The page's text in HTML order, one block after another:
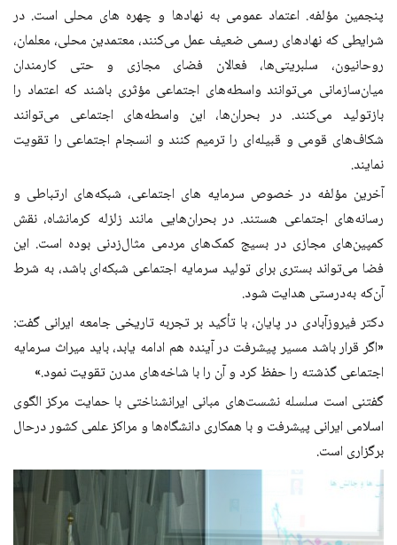
پنجمین مؤلفه. اعتماد عمومی به نهادها و چهره های محلی است. در
شرایطی که نهادهای رسمی ضعیف عمل می‌کنند، معتمدین محلی، معلمان،
روحانیون، سلبریتی‌ها، فعالان فضای مجازی و حتی کارمندان
میان‌سازمانی می‌توانند واسطه‌های اجتماعی مؤثری باشند که اعتماد را
بازتولید می‌کنند. در بحران‌ها، این واسطه‌های اجتماعی می‌توانند
شکاف‌های قومی و قبیله‌ای را ترمیم کنند و انسجام اجتماعی را تقویت
نمایند.
آخرین مؤلفه در خصوص سرمایه های اجتماعی، شبکه‌های ارتباطی و
رسانه‌های اجتماعی هستند. در بحران‌هایی مانند زلزله کرمانشاه، نقش
کمپین‌های مجازی در بسیج کمک‌های مردمی مثال‌زدنی بوده است. این
فضا می‌تواند بستری برای تولید سرمایه اجتماعی شبکه‌ای باشد، به شرط
آن‌که به‌درستی هدایت شود.
دکتر فیروزآبادی در پایان، با تأکید بر تجربه تاریخی جامعه ایرانی گفت:
«اگر قرار باشد مسیر پیشرفت در آینده هم ادامه یابد، باید میراث سرمایه
اجتماعی گذشته را حفظ کرد و آن را با شاخه‌های مدرن تقویت نمود.»
گفتنی است سلسله نشست‌های مبانی ایرانشناختی با حمایت مرکز الگوی
اسلامی ایرانی پیشرفت و با همکاری دانشگاه‌ها و مراکز علمی کشور درحال
برگزاری است.